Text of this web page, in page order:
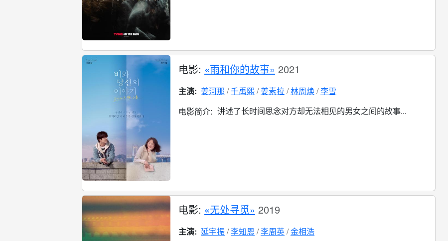
电影: «雨和你的故事» 2021
主演: 姜河那 千禹熙 姜素拉 林周焕 李雪
电影简介: 讲述了长时间思念对方却无法相见的男女之间的故事...
电影: «无处寻觅» 2019
主演: 延宇振 李知恩 李周英 金相浩